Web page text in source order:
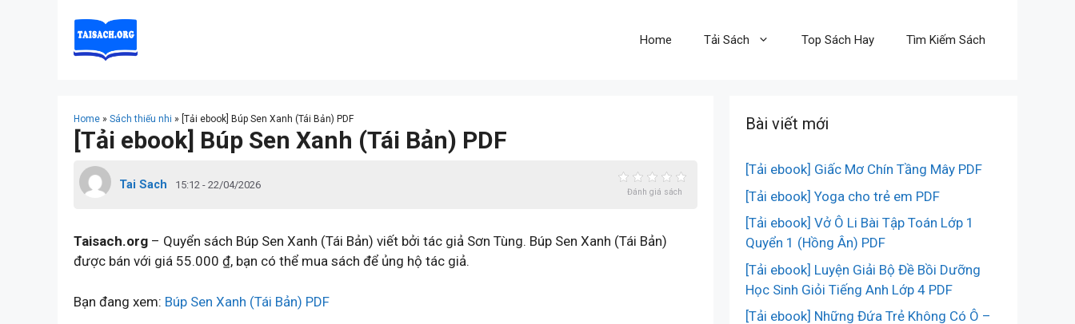
Home Tải Sách Top Sách Hay Tìm Kiếm Sách
Home » Sách thiếu nhi » [Tải ebook] Búp Sen Xanh (Tái Bản) PDF
[Tải ebook] Búp Sen Xanh (Tái Bản) PDF
Tai Sach 15:12 - 22/04/2026
Đánh giá sách
Taisach.org – Quyển sách Búp Sen Xanh (Tái Bản) viết bởi tác giả Sơn Tùng. Búp Sen Xanh (Tái Bản)
được bán với giá 55.000 ₫, bạn có thể mua sách để ủng hộ tác giả.
Bạn đang xem: Búp Sen Xanh (Tái Bản) PDF
Bài viết mới
[Tải ebook] Giấc Mơ Chín Tầng Mây PDF
[Tải ebook] Yoga cho trẻ em PDF
[Tải ebook] Vở Ô Li Bài Tập Toán Lớp 1
Quyển 1 (Hồng Ân) PDF
[Tải ebook] Luyện Giải Bộ Đề Bồi Dưỡng
Học Sinh Giỏi Tiếng Anh Lớp 4 PDF
[Tải ebook] Những Đứa Trẻ Không Có Ô –